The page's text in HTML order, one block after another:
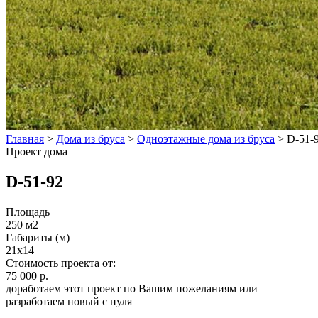
Главная > Дома из бруса > Одноэтажные дома из бруса > D-51-
Проект дома
D-51-92
Площадь
250 м2
Габариты (м)
21х14
Стоимость проекта от:
75 000 р.
доработаем этот проект по Вашим пожеланиям или
разработаем новый с нуля